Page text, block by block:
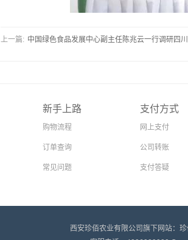
上一篇: 中国绿色食品发展中心副主任陈兆云一行调研四
新手上路
购物流程
订单查询
常见问题
支付方式
网上支付
公司转账
支付答疑
西安珍佰农业有限公司旗下网站：